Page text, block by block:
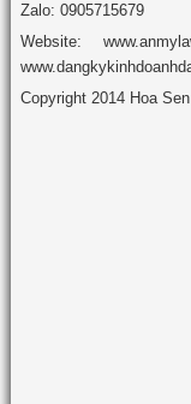
Zalo: 0905715679
Website:
Copyright 2014 Hoa